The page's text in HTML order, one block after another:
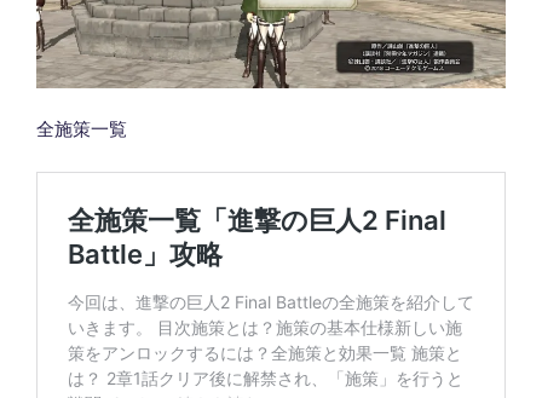
全施策一覧